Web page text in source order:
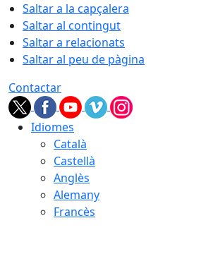
Saltar a la capçalera
Saltar al contingut
Saltar a relacionats
Saltar al peu de pàgina
Contactar
Idiomes
Català
Castellà
Anglès
Alemany
Francès